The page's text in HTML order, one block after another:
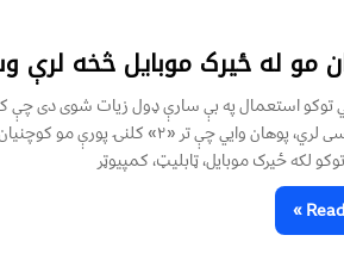
مو له ځیرک موبایل څخه لرې
توکو استعمال په بې سارې ډول زیات شوی دی چې
کچه لاسرسی لري، پوهان وایي چې تر «۲»
لکه ځیرک موبایل، ټابلیټ، کمپیوټر